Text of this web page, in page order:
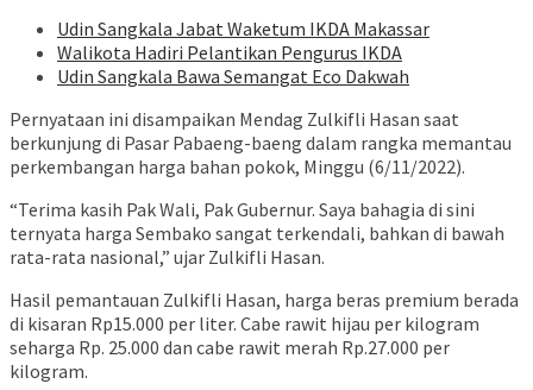
Udin Sangkala Jabat Waketum IKDA Makassar
Walikota Hadiri Pelantikan Pengurus IKDA
Udin Sangkala Bawa Semangat Eco Dakwah
Pernyataan ini disampaikan Mendag Zulkifli Hasan saat
berkunjung di Pasar Pabaeng-baeng dalam rangka memantau
perkembangan harga bahan pokok, Minggu (6/11/2022).
“Terima kasih Pak Wali, Pak Gubernur. Saya bahagia di sini
ternyata harga Sembako sangat terkendali, bahkan di bawah
rata-rata nasional,” ujar Zulkifli Hasan.
Hasil pemantauan Zulkifli Hasan, harga beras premium berada
di kisaran Rp15.000 per liter. Cabe rawit hijau per kilogram
seharga Rp. 25.000 dan cabe rawit merah Rp.27.000 per
kilogram.